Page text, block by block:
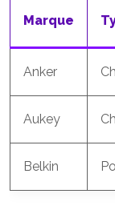
Marque
Anker
Aukey
Belkin